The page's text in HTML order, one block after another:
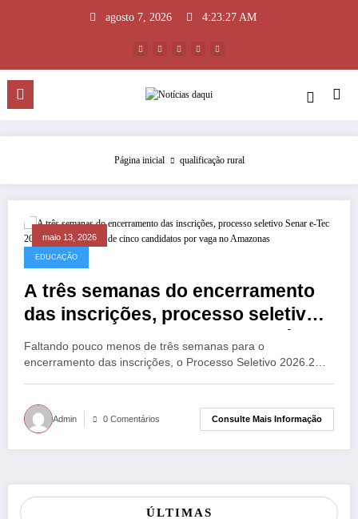
agosto 7, 2026 4:23:27 AM
Página inicial qualificação rural
maio 13, 2026
EDUCAÇÃO
A três semanas do encerramento
das inscrições, processo seletivo
Senar e-Tec 2026.2 registra média
de cinco candidatos por vaga no
Amazonas
Faltando pouco menos de três semanas para o
encerramento das inscrições, o Processo Seletivo 2026.2…
Admin 0 Comentários Consulte Mais Informação
ÚLTIMAS